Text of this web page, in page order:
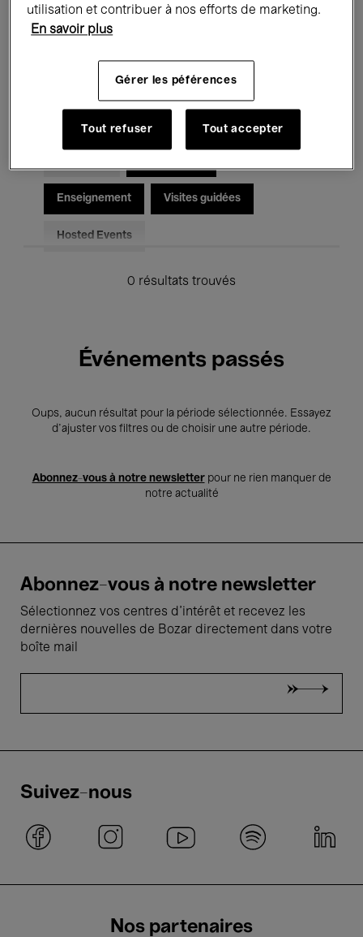
Rencontres & Débats
Musique classique Global Music
Enseignement Visites guidées
Hosted Events
0 résultats trouvés
Événements passés
Oups, aucun résultat pour la période sélectionnée. Essayez
d’ajuster vos filtres ou de choisir une autre période.
Abonnez-vous à notre newsletterpour ne rien manquer de
notre actualité
Abonnez-vous à notre newsletter
Sélectionnez vos centres d'intérêt et recevez les
dernières nouvelles de Bozar directement dans votre
boîte mail
Suivez-nous
Nos partenaires
utilisation et contribuer à nos efforts de marketing.
En savoir plus
Gérer les péférences
Tout refuser Tout accepter